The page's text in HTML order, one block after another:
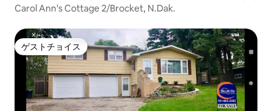
Carol Ann's Cottage 2/Brocket, N.Dak.
ゲストチョイス
ゲストチョイス